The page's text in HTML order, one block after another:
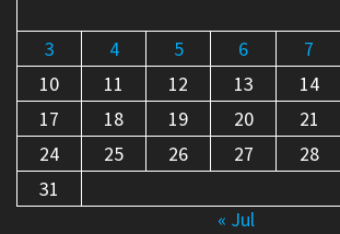
3
4 5 6 7
10
11 12 13 14
17
18 19 20 21
24
25 26 27 28
31
« Jul